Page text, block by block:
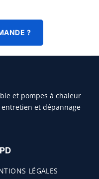
?
et pompes à chaleur
entretien et dépannage
LÉGALES